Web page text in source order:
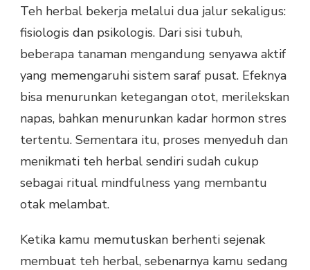
Teh herbal bekerja melalui dua jalur sekaligus:
fisiologis dan psikologis. Dari sisi tubuh,
beberapa tanaman mengandung senyawa aktif
yang memengaruhi sistem saraf pusat. Efeknya
bisa menurunkan ketegangan otot, merilekskan
napas, bahkan menurunkan kadar hormon stres
tertentu. Sementara itu, proses menyeduh dan
menikmati teh herbal sendiri sudah cukup
sebagai ritual mindfulness yang membantu
otak melambat.
Ketika kamu memutuskan berhenti sejenak
membuat teh herbal, sebenarnya kamu sedang